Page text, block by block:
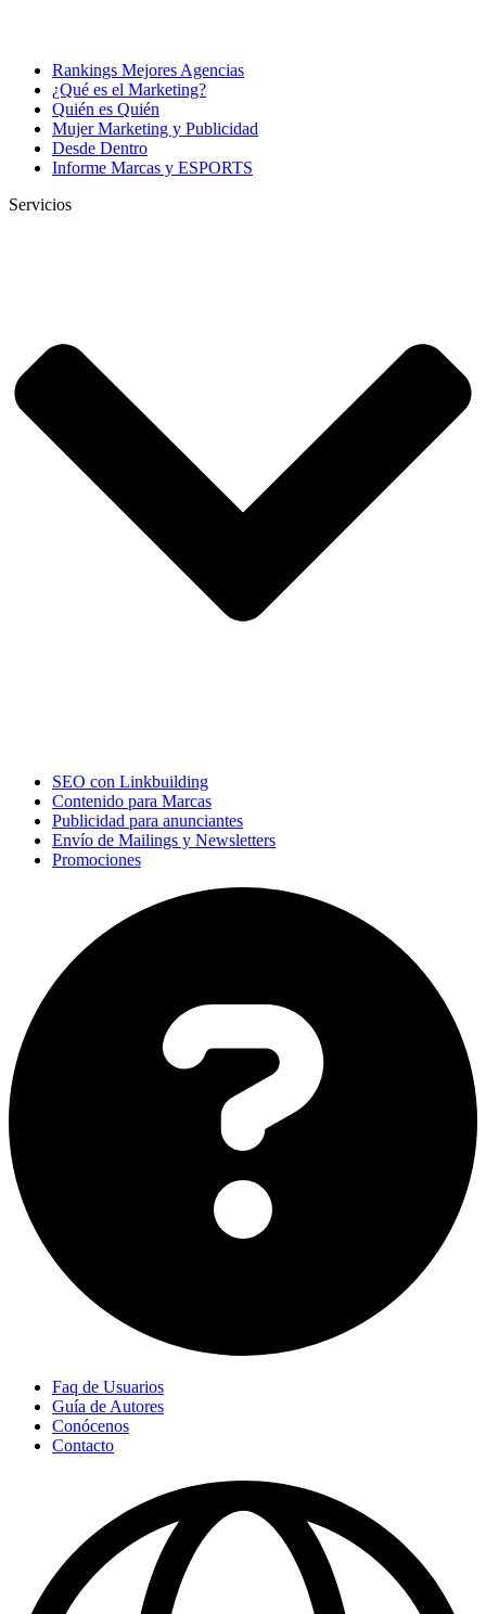
Rankings Mejores Agencias
¿Qué es el Marketing?
Quién es Quién
Mujer Marketing y Publicidad
Desde Dentro
Informe Marcas y ESPORTS
Servicios
SEO con Linkbuilding
Contenido para Marcas
Publicidad para anunciantes
Envío de Mailings y Newsletters
Promociones
Faq de Usuarios
Guía de Autores
Conócenos
Contacto